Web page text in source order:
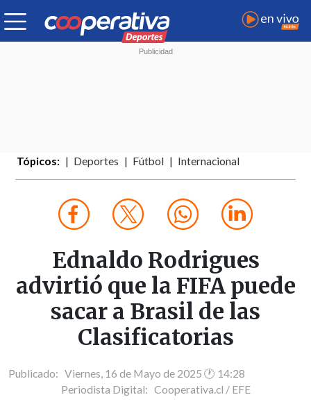
Tópicos: Deportes Fútbol Internacional
Ednaldo Rodrigues
advirtió que la FIFA puede
sacar a Brasil de las
Clasificatorias
Publicado: Viernes, 16 de Mayo de 2025 🕐 14:28
Periodista Digital: Cooperativa.cl / EFE